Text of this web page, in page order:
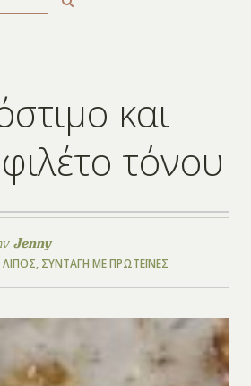
και
τόνου
Jenny
, ΣΥΝΤΑΓΉ ΜΕ ΠΡΩΤΕΪ́ΝΕΣ